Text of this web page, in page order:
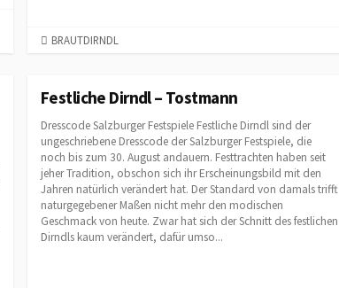
C
E
O
R
I
E
BRAUTDIRNDL
Festliche Dirndl – Tostmann
Dresscode Salzburger Festspiele Festliche Dirndl sind der
ungeschriebene Dresscode der Salzburger Festspiele, die
noch bis zum 30. August andauern. Festtrachten haben seit
jeher Tradition, obschon sich ihr Erscheinungsbild mit den
Jahren natürlich verändert hat. Der Standard von damals trifft
naturgegebener Maßen nicht mehr den modischen
Geschmack von heute. Zwar hat sich der Schnitt des festlichen
Dirndls kaum verändert, dafür umso...